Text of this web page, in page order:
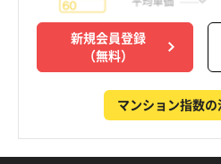
新規会員登録
（無料）
マンション指数